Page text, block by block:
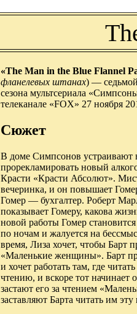
«The Man in the Blue Flannel
фланелевых штанах) — седьмой
сезона мультсериала
телеканале «FOX» 27 ноября
Сюжет
В доме Симпсонов устраивают
прорекламировать новый
Красти «Красти Абсолют».
вечеринка, и он повышает
Гомер — бухгалтер. Роберт
показывает Гомеру, какова
новой работы Гомер
по ночам и жалуется на
время, Лиза хочет, чтобы Барт
«Маленькие женщины». Барт
и хочет работать там, где
чтению, и вскоре тот начинает
застают его за чтением
заставляют Барта читать им эту